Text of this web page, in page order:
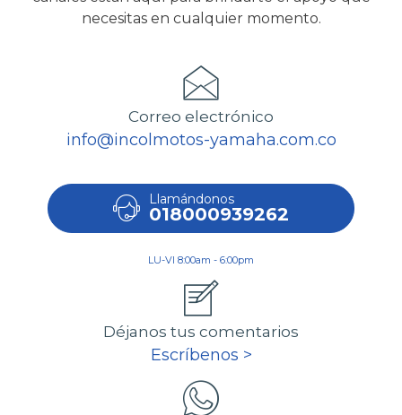
necesitas en cualquier momento.
Correo electrónico
info@incolmotos-yamaha.com.co
Llamándonos
018000939262
LU-VI 8:00am - 6:00pm
Déjanos tus comentarios
Escríbenos >